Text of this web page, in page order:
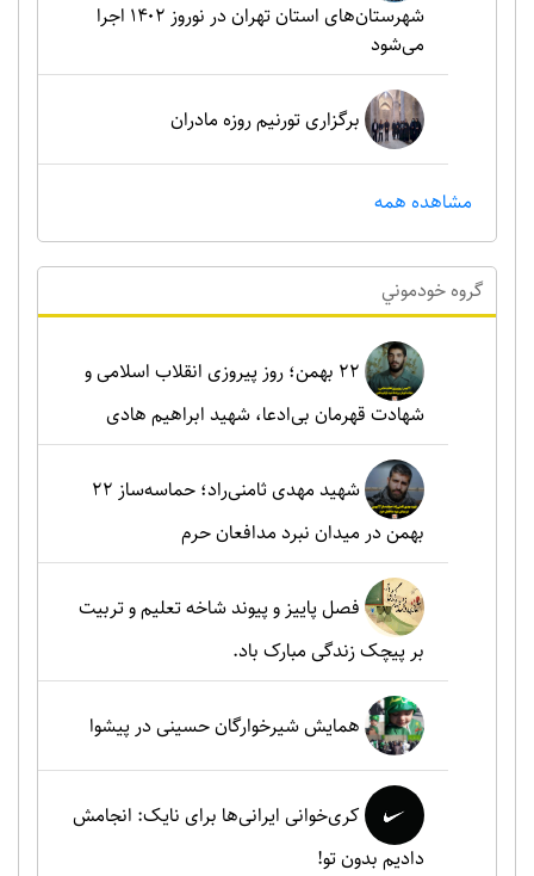
شهرستان‌های استان تهران در نوروز ۱۴۰۲ اجرا
می‌شود
برگزاری تورنیم روزه مادران
مشاهده همه
گروه خودموني
۲۲ بهمن؛ روز پیروزی انقلاب اسلامی و
شهادت قهرمان بی‌ادعا، شهید ابراهیم هادی
شهید مهدی ثامنی‌راد؛ حماسه‌ساز ۲۲
بهمن در میدان نبرد مدافعان حرم
فصل پاییز و پیوند شاخه تعلیم و تربیت
بر پیچک زندگی مبارک باد.
همایش شیرخوارگان حسینی در پیشوا
کری‌خوانی ایرانی‌ها برای نایک: انجامش
دادیم بدون تو!